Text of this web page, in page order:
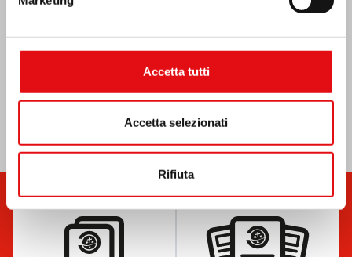
Accetta tutti
Accetta selezionati
Rifiuta